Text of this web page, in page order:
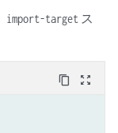
import-target ス
content_copy zoom_out_map